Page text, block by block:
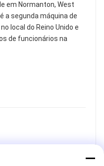
em Normanton, West
a segunda máquina de
local do Reino Unido e
de funcionários na